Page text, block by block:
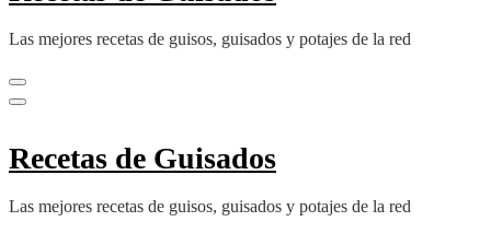
Las mejores recetas de guisos, guisados y potajes de la red
Recetas de Guisados
Las mejores recetas de guisos, guisados y potajes de la red